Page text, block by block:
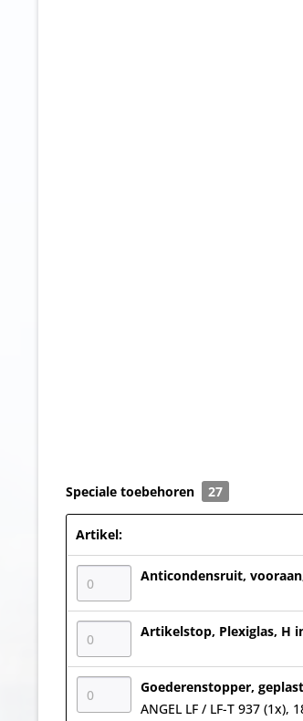
Speciale toebehoren 27
Artikel:
Anticondensruit,
Artikelstop, Plexiglas, H
Goederenstopper,
ANGEL LF / LF-T 937 (1x),